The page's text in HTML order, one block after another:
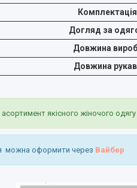
Комплектація
Догляд за
Довжина
Довжина
якісного жіночого
можна оформити через Вайбер